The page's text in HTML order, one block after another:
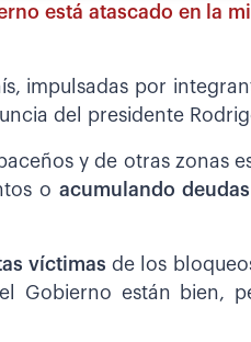
está atascado en la
impulsadas por
del presidente
y de otras zonas
oacumulando
víctimas de los
Gobierno están bien,